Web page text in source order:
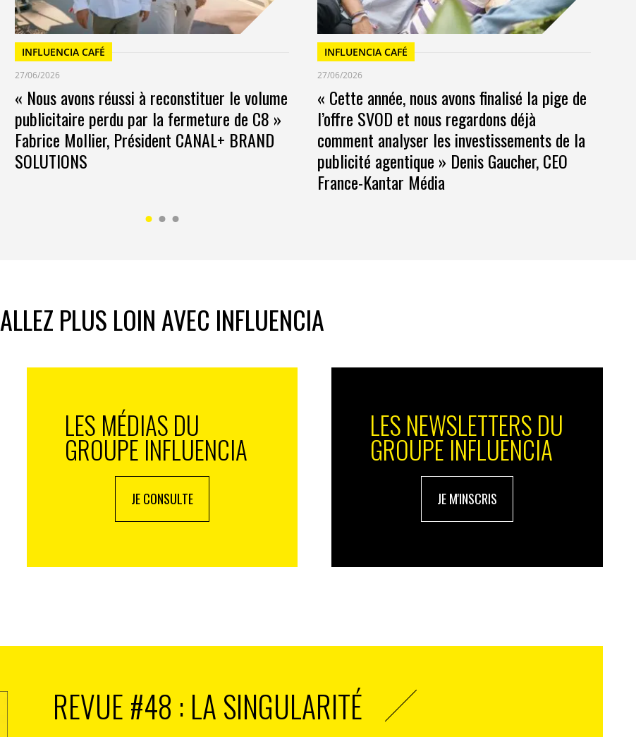
INFLUENCIA CAFÉ
27/06/2026
« Nous avons réussi à reconstituer le volume
publicitaire perdu par la fermeture de C8 »
Fabrice Mollier, Président CANAL+ BRAND
SOLUTIONS
INFLUENCIA CAFÉ
27/06/2026
« Cette année, nous avons finalisé la pige de
l’offre SVOD et nous regardons déjà
comment analyser les investissements de la
publicité agentique » Denis Gaucher, CEO
France-Kantar Média
ALLEZ PLUS LOIN AVEC INFLUENCIA
LES MÉDIAS DU
GROUPE INFLUENCIA
JE CONSULTE
LES NEWSLETTERS DU
GROUPE INFLUENCIA
JE M'INSCRIS
REVUE #48 : LA SINGULARITÉ